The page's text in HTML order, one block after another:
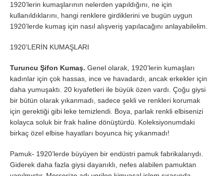
1920’lerin kumaşlarının nelerden yapıldığını, ne için
kullanıldıklarını, hangi renklere girdiklerini ve bugün uygun
1920’lerde kumaş için nasıl alışveriş yapılacağını anlayabilelim.
1920’LERİN KUMAŞLARI
Turuncu Şifon Kumaş. Genel olarak, 1920’lerin kumaşları
kadınlar için çok hassas, ince ve havadardı, ancak erkekler için
daha yumuşaktı. 20 kıyafetleri ile büyük özen vardı. Çoğu giysi
bir bütün olarak yıkanmadı, sadece şekli ve renkleri korumak
için gerektiği gibi leke temizlendi. Boya, parlak renkli elbisenizi
kolayca soluk bir frak haline dönüştürdü. Koleksiyonumdaki
birkaç özel elbise hayatları boyunca hiç yıkanmadı!
Pamuk- 1920’lerde büyüyen bir endüstri pamuk fabrikalarıydı.
Giderek daha fazla giysi dayanıklı, nefes alabilen pamuktan